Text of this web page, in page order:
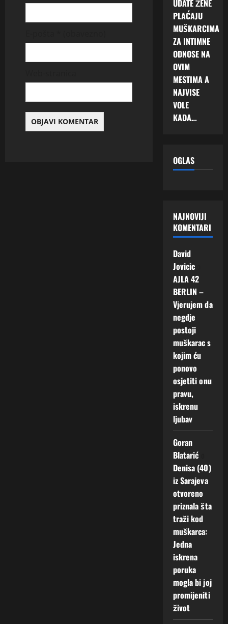
UDATE ŽENE
PLAĆAJU
MUŠKARCIMA
ZA INTIMNE
ODNOSE NA
OVIM
MESTIMA A
NAJVISE
VOLE
KADA…
OGLAS
NAJNOVIJI
KOMENTARI
David
Jovicic
AJLA 42
BERLIN –
Vjerujem da
negdje
postoji
muškarac s
kojim ću
ponovo
osjetiti onu
pravu,
iskrenu
ljubav
Goran
Blatarić
Denisa (40)
iz Sarajeva
otvoreno
priznala šta
traži kod
muškarca:
Jedna
iskrena
poruka
mogla bi joj
promijeniti
život